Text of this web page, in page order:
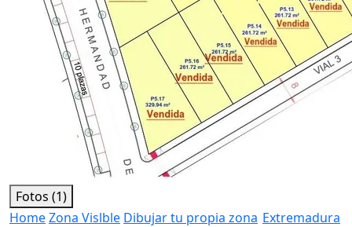
Fotos (1)
HomeZona Vislble Dibujar tu propia zona Extremadura